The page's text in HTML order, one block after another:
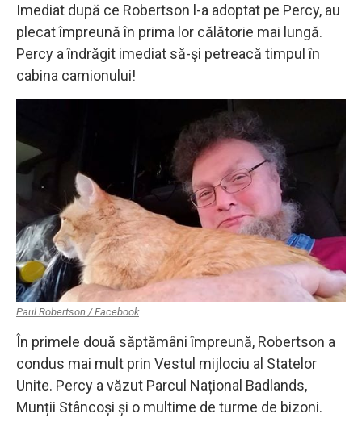
Imediat după ce Robertson l-a adoptat pe Percy, au
plecat împreună în prima lor călătorie mai lungă.
Percy a îndrăgit imediat să-şi petreacă timpul în
cabina camionului!
Paul Robertson / Facebook
În primele două săptămâni împreună, Robertson a
condus mai mult prin Vestul mijlociu al Statelor
Unite. Percy a văzut Parcul Național Badlands,
Munții Stâncoși și o multime de turme de bizoni.